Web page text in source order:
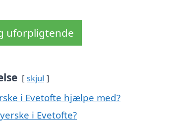
uforpligtende
skjul
i Evetofte hjælpe med?
i Evetofte?